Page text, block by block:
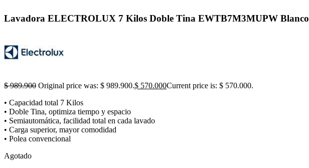
Lavadora ELECTROLUX 7 Kilos Doble Tina EWTB7M3MUPW Blanco
$989.900 Original price was: $ 989.900.$ 570.000Current price is: $ 570.000.
• Capacidad total 7 Kilos
• Doble Tina, optimiza tiempo y espacio
• Semiautomática, facilidad total en cada lavado
• Carga superior, mayor comodidad
• Polea convencional
Agotado